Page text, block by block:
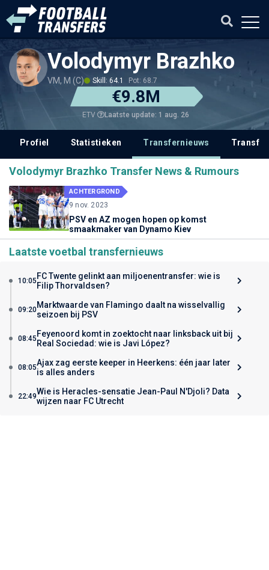
Volodymyr Brazhko
VM, M (C) Skill: 64.1 Pot: 68.7
€9.8M
ETV Laatste update: 1 aug. 26
Profiel Statistieken Transfernieuws
Volodymyr Brazhko Transfer News & Rumours
ACHTERGROND
9 nov. 2023
PSV en AZ mogen hopen op komst
smaakmaker van Dynamo Kiev
Laatste voetbal transfernieuws
10:05 FC Twente gelinkt aan miljoenentransfer: wie is
Filip Thorvaldsen?
09:20Marktwaarde van Flamingo daalt na wisselvallig
seizoen bij PSV
08:45 Feyenoord komt in zoektocht naar linksback uit bij
Real Sociedad: wie is Javi López?
08:05Ajax zag eerste keeper in Heerkens: één jaar later
is alles anders
22:49Wie is Heracles-sensatie Jean-Paul N'Djoli? Data
wijzen naar FC Utrecht